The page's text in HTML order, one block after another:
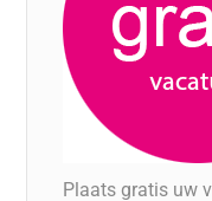
Plaats gratis uw